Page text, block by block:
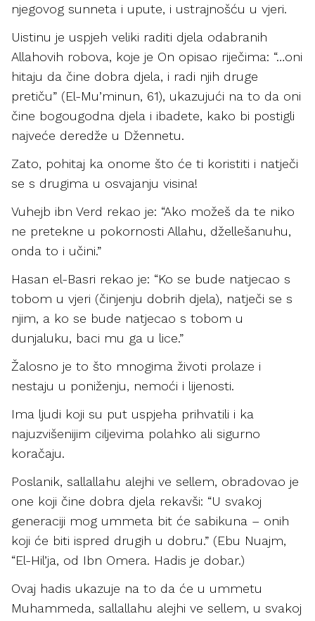
njegovog sunneta i upute, i ustrajnošću u vjeri.
Uistinu je uspjeh veliki raditi djela odabranih
Allahovih robova, koje je On opisao riječima: “…oni
hitaju da čine dobra djela, i radi njih druge
pretiču” (El-Mu’minun, 61), ukazujući na to da oni
čine bogougodna djela i ibadete, kako bi postigli
najveće deredže u Džennetu.
Zato, pohitaj ka onome što će ti koristiti i natječi
se s drugima u osvajanju visina!
Vuhejb ibn Verd rekao je: “Ako možeš da te niko
ne pretekne u pokornosti Allahu, džellešanuhu,
onda to i učini.”
Hasan el-Basri rekao je: “Ko se bude natjecao s
tobom u vjeri (činjenju dobrih djela), natječi se s
njim, a ko se bude natjecao s tobom u
dunjaluku, baci mu ga u lice.”
Žalosno je to što mnogima životi prolaze i
nestaju u poniženju, nemoći i lijenosti.
Ima ljudi koji su put uspjeha prihvatili i ka
najuzvišenijim ciljevima polahko ali sigurno
koračaju.
Poslanik, sallallahu alejhi ve sellem, obradovao je
one koji čine dobra djela rekavši: “U svakoj
generaciji mog ummeta bit će sabikuna – onih
koji će biti ispred drugih u dobru.” (Ebu Nuajm,
“El-Hil’ja, od Ibn Omera. Hadis je dobar.)
Ovaj hadis ukazuje na to da će u ummetu
Muhammeda, sallallahu alejhi ve sellem, u svakoj